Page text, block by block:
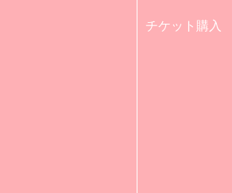
チケット購入